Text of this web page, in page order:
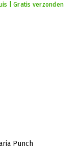
| Gratis verzonden
Punch